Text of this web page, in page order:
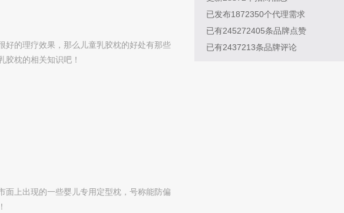
好的理疗效果，那么儿童乳胶枕的好处有那些
枕的相关知识吧！
面上出现的一些婴儿专用定型枕，号称能防偏
已发布1872350个代理需求
已有245272405条品牌点赞
已有2437213条品牌评论